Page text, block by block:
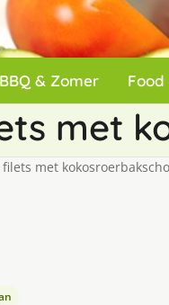
BBQ & Zomer Food
met
met